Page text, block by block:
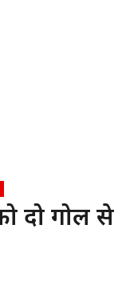
दो गोल से